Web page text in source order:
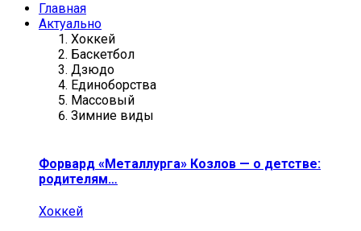
Главная
Актуально
Хоккей
Баскетбол
Дзюдо
Единоборства
Массовый
Зимние виды
Форвард «Металлурга» Козлов — о детстве:
родителям…
Хоккей